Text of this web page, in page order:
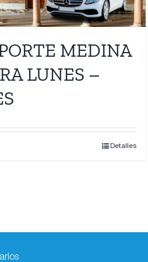
MEDINA
LUNES –
Detalles